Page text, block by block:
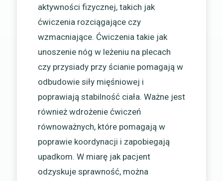
aktywności fizycznej, takich jak
ćwiczenia rozciągające czy
wzmacniające. Ćwiczenia takie jak
unoszenie nóg w leżeniu na plecach
czy przysiady przy ścianie pomagają w
odbudowie siły mięśniowej i
poprawiają stabilność ciała. Ważne jest
również wdrożenie ćwiczeń
równoważnych, które pomagają w
poprawie koordynacji i zapobiegają
upadkom. W miarę jak pacjent
odzyskuje sprawność, można